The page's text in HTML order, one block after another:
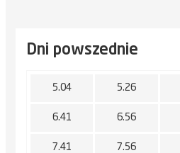
Dni powszednie
5.04 5.26
6.41 6.56
7.41 7.56